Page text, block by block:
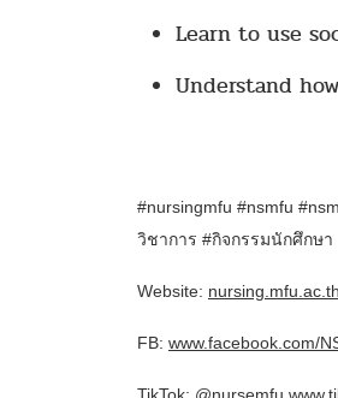
Learn to use
Understand
#nursingmfu #nsmfu
วิชาการ #กิจกรรมนักศึกษา
Website:
FB: www.facebook.com/